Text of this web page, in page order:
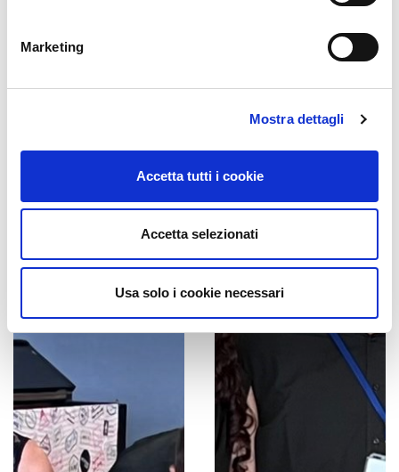
Marketing
Mostra dettagli
Accetta tutti i cookie
Accetta selezionati
Usa solo i cookie necessari